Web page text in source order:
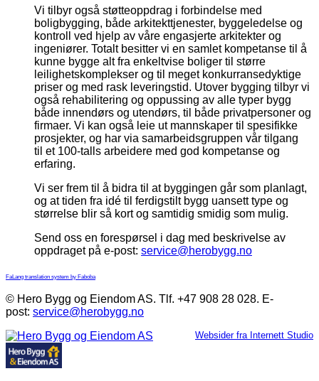
Vi tilbyr også støtteoppdrag i forbindelse med
boligbygging, både arkitekttjenester, byggeledelse og
kontroll ved hjelp av våre engasjerte arkitekter og
ingeniører. Totalt besitter vi en samlet kompetanse til å
kunne bygge alt fra enkeltvise boliger til større
leilighetskomplekser og til meget konkurransedyktige
priser og med rask leveringstid. Utover bygging tilbyr vi
også rehabilitering og oppussing av alle typer bygg
både innendørs og utendørs, til både privatpersoner og
firmaer. Vi kan også leie ut mannskaper til spesifikke
prosjekter, og har via samarbeidsgruppen vår tilgang
til et 100-talls arbeidere med god kompetanse og
erfaring.
Vi ser frem til å bidra til at byggingen går som planlagt,
og at tiden fra idé til ferdigstilt bygg uansett type og
størrelse blir så kort og samtidig smidig som mulig.
Send oss en forespørsel i dag med beskrivelse av
oppdraget på e-post: service@herobygg.no
FaLang translation system by Faboba
© Hero Bygg og Eiendom AS. Tlf. +47 908 28 028. E-
post: service@herobygg.no
Websider fra Internett Studio